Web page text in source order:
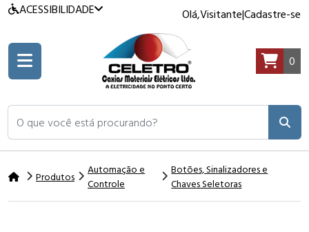
ACESSIBILIDADE Olá,Visitante|Cadastre-se
O que você está procurando?
0
Produtos
Automação e
Controle
Botões, Sinalizadores e
Chaves Seletoras